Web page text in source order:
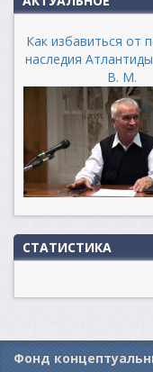
Как избавиться от
наследия
В. М.
СТАТИСТИКА
Фонд